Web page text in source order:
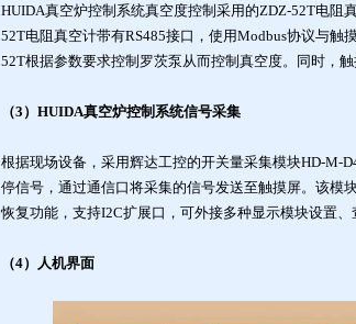
HUIDA真空炉控制系统真空度控制采用的ZDZ-52T电阻
52T电阻真空计带有RS485接口，使用Modbus协议与
52T根据参数要求控制罗茨泵从而控制真空度。同时，
（3）HUIDA真空炉控制系统信号采集
根据现场设备，采用辉达工控的开关量采集模块HD-M-
停信号，通过通信口将采集的信号发送至触摸屏。该模
恢复功能，支持I2C扩展口，可外接多种显示模块设置、
（4）人机界面